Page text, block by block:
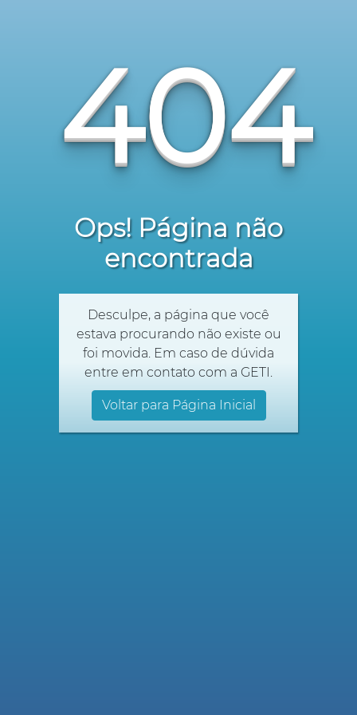
404
Ops! Página não
encontrada
Desculpe, a página que você
estava procurando não existe ou
foi movida. Em caso de dúvida
entre em contato com a GETI.
Voltar para Página Inicial